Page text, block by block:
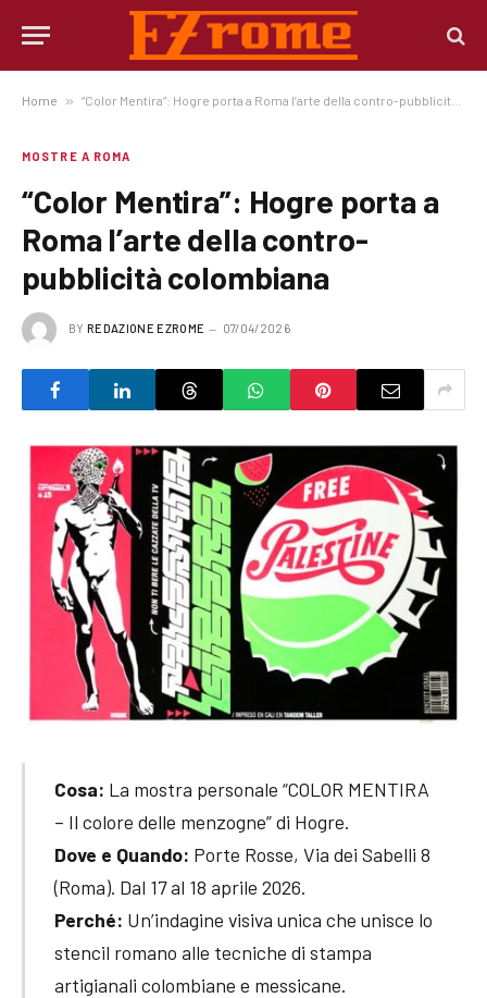
Home » “Color Mentira”: Hogre porta a Roma l’arte della contro-pubblicità colombiana
MOSTRE A ROMA
“Color Mentira”: Hogre porta a
Roma l’arte della contro-
pubblicità colombiana
BY REDAZIONE EZROME 07/04/2026
Cosa: La mostra personale “COLOR MENTIRA
– Il colore delle menzogne” di Hogre.
Dove e Quando: Porte Rosse, Via dei Sabelli 8
(Roma). Dal 17 al 18 aprile 2026.
Perché: Un’indagine visiva unica che unisce lo
stencil romano alle tecniche di stampa
artigianali colombiane e messicane.